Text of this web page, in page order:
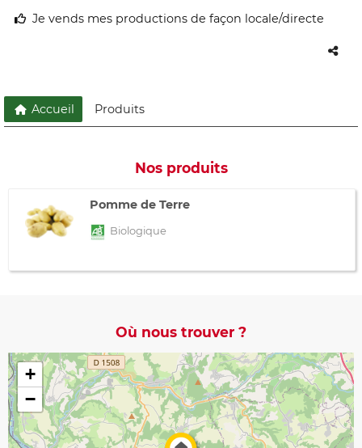
Je vends mes productions de façon locale/directe
Accueil Produits
Nos produits
Pomme de Terre
Biologique
Où nous trouver ?
+
−